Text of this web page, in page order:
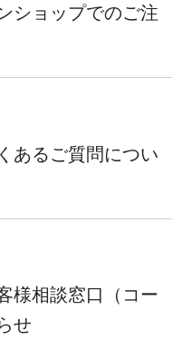
ショップでのご注
あるご質問につい
様相談窓口（コー
せ